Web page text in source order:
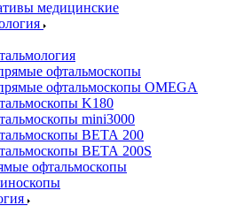
медицинские
офтальмоскопы
офтальмоскопы OMEGA
K180
mini3000
ВЕТА 200
ВЕТА 200S
офтальмоскопы